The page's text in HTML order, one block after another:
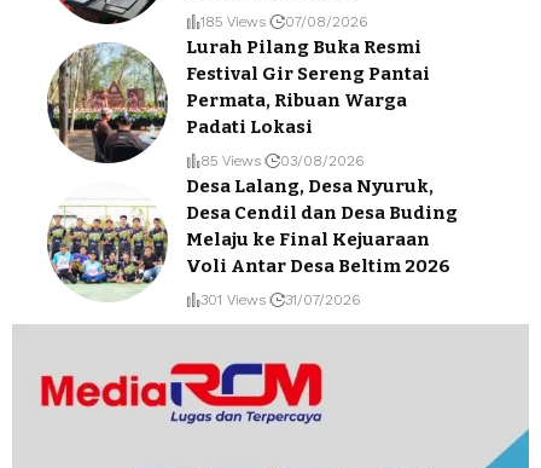
185 Views 07/08/2026
Lurah Pilang Buka Resmi
Festival Gir Sereng Pantai
Permata, Ribuan Warga
Padati Lokasi
85 Views 03/08/2026
Desa Lalang, Desa Nyuruk,
Desa Cendil dan Desa Buding
Melaju ke Final Kejuaraan
Voli Antar Desa Beltim 2026
301 Views 31/07/2026